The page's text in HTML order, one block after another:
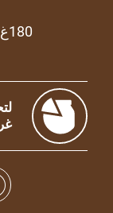
180غ نوتيلا (7.5غ للشخص الواحد)